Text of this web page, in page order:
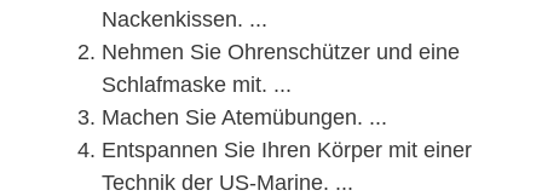
Nackenkissen. ...
Nehmen Sie Ohrenschützer und eine
Schlafmaske mit. ...
Machen Sie Atemübungen. ...
Entspannen Sie Ihren Körper mit einer
Technik der US-Marine. ...